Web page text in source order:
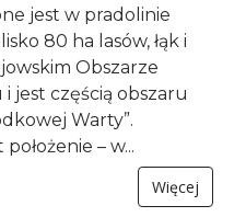
jest w pradolinie
80 ha lasów, łąk i
Obszarze
jest częścią obszaru
Warty”.
– w...
Więcej